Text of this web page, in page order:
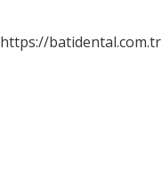
https://batidental.com.tr